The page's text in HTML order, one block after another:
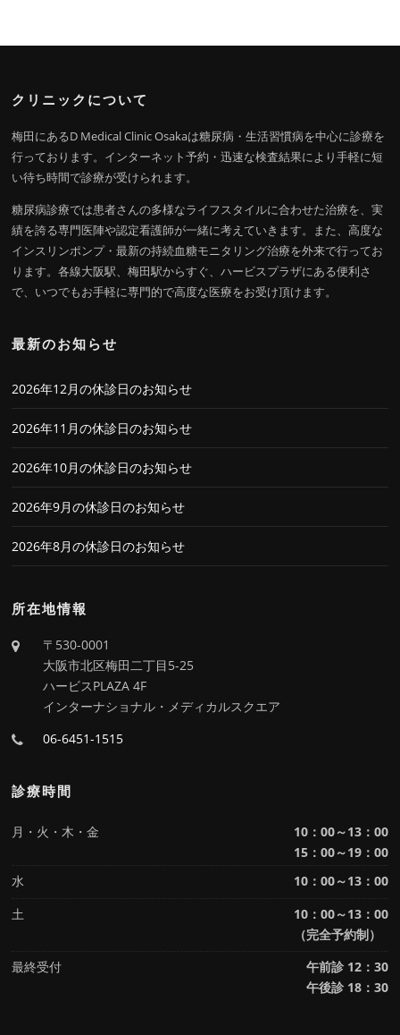
クリニックについて
梅田にあるD Medical Clinic Osakaは糖尿病・生活習慣病を中心に診療を
行っております。インターネット予約・迅速な検査結果により手軽に短
い待ち時間で診療が受けられます。
糖尿病診療では患者さんの多様なライフスタイルに合わせた治療を、実
績を誇る専門医陣や認定看護師が一緒に考えていきます。また、高度な
インスリンポンプ・最新の持続血糖モニタリング治療を外来で行ってお
ります。各線大阪駅、梅田駅からすぐ、ハービスプラザにある便利さ
で、いつでもお手軽に専門的で高度な医療をお受け頂けます。
最新のお知らせ
2026年12月の休診日のお知らせ
2026年11月の休診日のお知らせ
2026年10月の休診日のお知らせ
2026年9月の休診日のお知らせ
2026年8月の休診日のお知らせ
所在地情報
〒530-0001
大阪市北区梅田二丁目5-25
ハービスPLAZA 4F
インターナショナル・メディカルスクエア
06-6451-1515
診療時間
月・火・木・金
10：00～13：00
15：00～19：00
水
10：00～13：00
土
10：00～13：00
（完全予約制）
最終受付
午前診 12：30
午後診 18：30